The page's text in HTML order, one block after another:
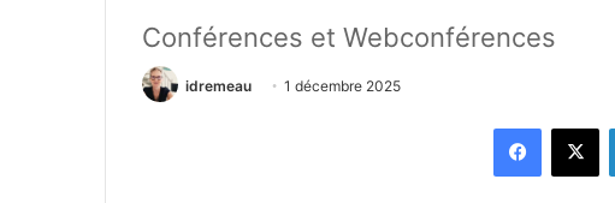
Conférences et Webconférences
idremeau 1 décembre 2025
Facebook
X